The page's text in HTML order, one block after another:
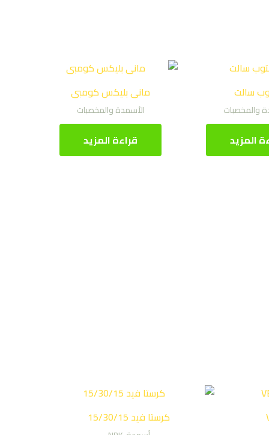
سالت
والمخصبات
المزيد
مانى بليكس كومبى
الأسمدة والمخصبات
قراءة المزيد
كرستا فيد 15/30/15